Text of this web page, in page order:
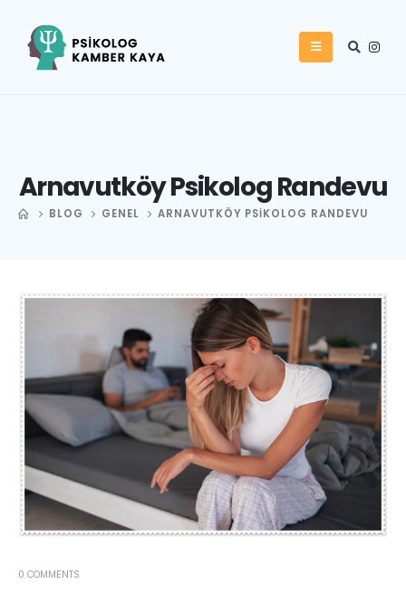
Arnavutköy Psikolog Randevu
BLOG GENEL ARNAVUTKÖY PSIKOLOG RANDEVU
0 COMMENTS